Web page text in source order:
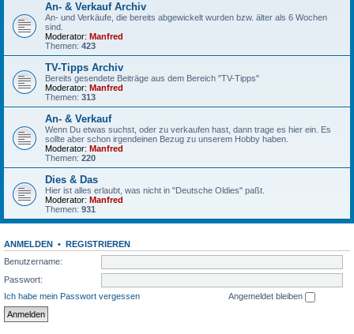
An- & Verkauf Archiv
An- und Verkäufe, die bereits abgewickelt wurden bzw. älter als 6 Wochen
sind.
Moderator: Manfred
Themen: 423
TV-Tipps Archiv
Bereits gesendete Beiträge aus dem Bereich "TV-Tipps"
Moderator: Manfred
Themen: 313
An- & Verkauf
Wenn Du etwas suchst, oder zu verkaufen hast, dann trage es hier ein. Es
sollte aber schon irgendeinen Bezug zu unserem Hobby haben.
Moderator: Manfred
Themen: 220
Dies & Das
Hier ist alles erlaubt, was nicht in "Deutsche Oldies" paßt.
Moderator: Manfred
Themen: 931
ANMELDEN • REGISTRIEREN
Benutzername:
Passwort:
Ich habe mein Passwort vergessen
Angemeldet bleiben